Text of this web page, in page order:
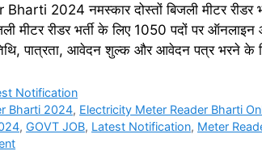
2024 नमस्कार दोस्तों बिजली मीटर रीडर
मीटर रीडर भर्ती के लिए 1050 पदों पर
पात्रता, आवेदन शुल्क और आवेदन पत्र भरने
Notification
Bharti 2024, Electricity Meter Reader Bharti
, GOVT JOB, Latest Notification, Meter